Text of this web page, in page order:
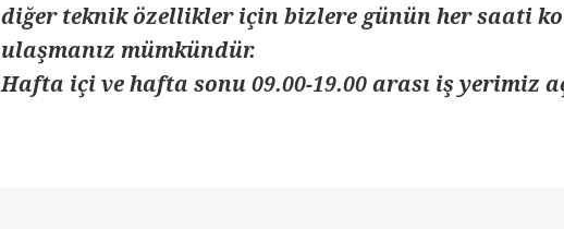
diğer teknik özellikler için bizlere günün her saati
ulaşmanız mümkündür.
Hafta içi ve hafta sonu 09.00-19.00 arası iş yerimiz